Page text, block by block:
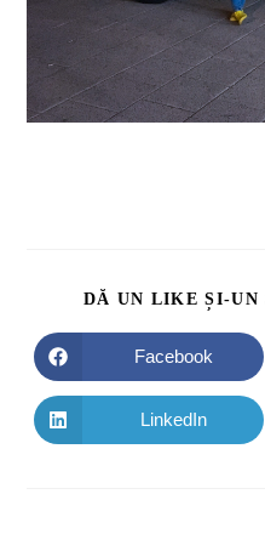
DĂ UN LIKE ȘI-UN
Facebook
LinkedIn